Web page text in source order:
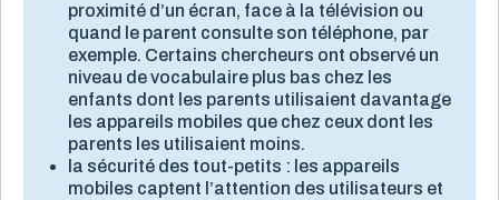
proximité d’un écran, face à la télévision ou
quand le parent consulte son téléphone, par
exemple. Certains chercheurs ont observé un
niveau de vocabulaire plus bas chez les
enfants dont les parents utilisaient davantage
les appareils mobiles que chez ceux dont les
parents les utilisaient moins.
la sécurité des tout-petits : les appareils
mobiles captent l’attention des utilisateurs et